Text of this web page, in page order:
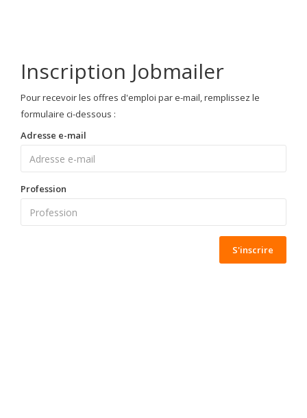
Inscription Jobmailer
Pour recevoir les offres d'emploi par e-mail, remplissez le
formulaire ci-dessous :
Adresse e-mail
Profession
S'inscrire